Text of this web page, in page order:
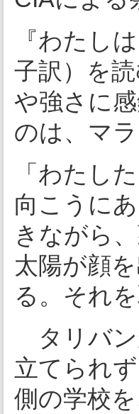
『わたし
子訳）を
や強さに
のは、マ
「わたし
向こうに
きながら
太陽が顔
る。それ
タリバン
立てられ
側の学校